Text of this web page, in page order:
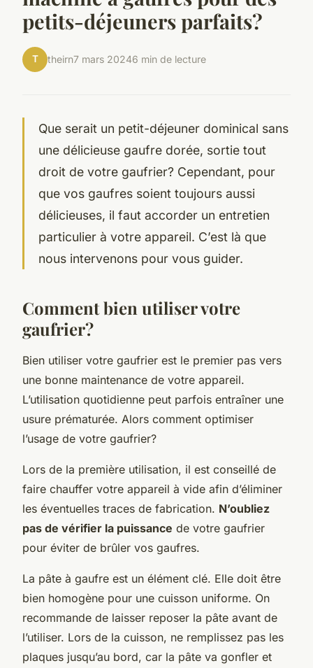
petits-déjeuners parfaits?
T theirn7 mars 20246 min de lecture
Que serait un petit-déjeuner dominical sans
une délicieuse gaufre dorée, sortie tout
droit de votre gaufrier? Cependant, pour
que vos gaufres soient toujours aussi
délicieuses, il faut accorder un entretien
particulier à votre appareil. C’est là que
nous intervenons pour vous guider.
Comment bien utiliser votre
gaufrier?
Bien utiliser votre gaufrier est le premier pas vers
une bonne maintenance de votre appareil.
L’utilisation quotidienne peut parfois entraîner une
usure prématurée. Alors comment optimiser
l’usage de votre gaufrier?
Lors de la première utilisation, il est conseillé de
faire chauffer votre appareil à vide afin d’éliminer
les éventuelles traces de fabrication. N’oubliez
pas de vérifier la puissance de votre gaufrier
pour éviter de brûler vos gaufres.
La pâte à gaufre est un élément clé. Elle doit être
bien homogène pour une cuisson uniforme. On
recommande de laisser reposer la pâte avant de
l’utiliser. Lors de la cuisson, ne remplissez pas les
plaques jusqu’au bord, car la pâte va gonfler et